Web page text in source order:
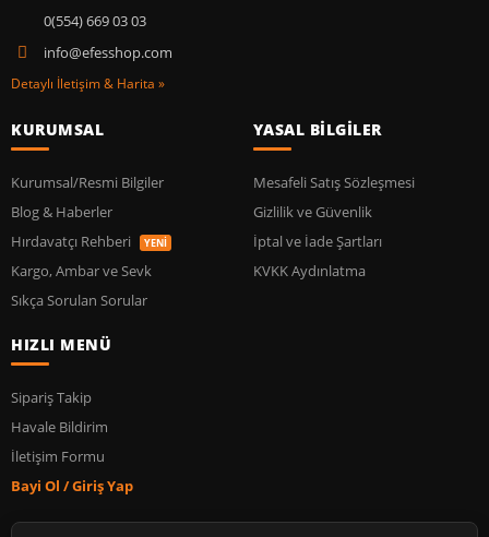
0(554) 669 03 03
info@efesshop.com
Detaylı İletişim & Harita »
KURUMSAL
Kurumsal/Resmi Bilgiler
Blog & Haberler
Hırdavatçı Rehberi
YENİ
Kargo, Ambar ve Sevk
Sıkça Sorulan Sorular
YASAL BİLGİLER
Mesafeli Satış Sözleşmesi
Gizlilik ve Güvenlik
İptal ve İade Şartları
KVKK Aydınlatma
HIZLI MENÜ
Sipariş Takip
Havale Bildirim
İletişim Formu
Bayi Ol / Giriş Yap